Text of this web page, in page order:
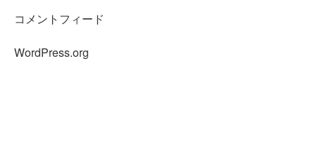
コメントフィード
WordPress.org